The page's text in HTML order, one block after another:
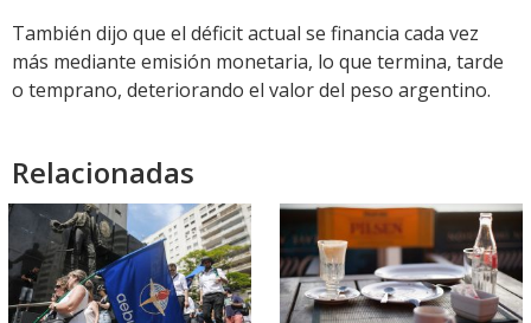
También dijo que el déficit actual se financia cada vez
más mediante emisión monetaria, lo que termina, tarde
o temprano, deteriorando el valor del peso argentino.
Relacionadas